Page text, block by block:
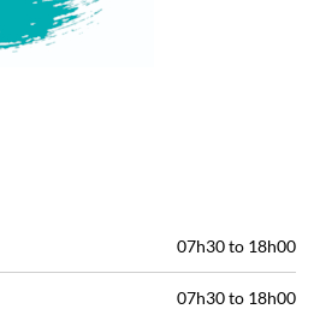
07h30 to 18h00
07h30 to 18h00